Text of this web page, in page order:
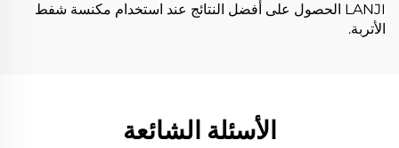
LANJI الحصول على أفضل النتائج عند استخدام مكنسة شفط
الأتربة.
الأسئلة الشائعة